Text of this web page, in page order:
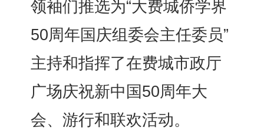
领袖们推选为“大费城侨学界
50周年国庆组委会主任委员”
主持和指挥了在费城市政厅
广场庆祝新中国50周年大
会、游行和联欢活动。